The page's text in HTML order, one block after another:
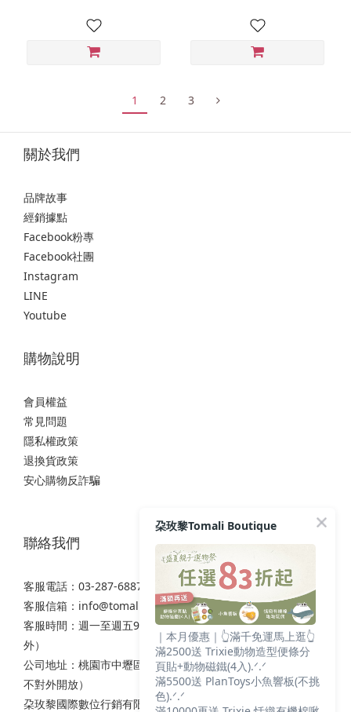
1 2 3
關於我們
品牌故事
經銷據點
Facebook粉專
Facebook社團
Instagram
LINE
Youtube
購物說明
會員權益
常見問題
隱私權政策
退換貨政策
安心購物反詐騙
聯絡我們
客服電話：03-287-6887
客服信箱： info@tomali.com.tw
客服時間：週一至週五9:00-12:00 / 13:00-17:00（國定假日除
外）
公司地址：桃園市中壢區西園路111之2號7樓（非實體店面，
不對外開放）
朶玫黎國際數位行銷有限公司
朶玫黎Tomali Boutique
｜本月優惠｜👆滿千免運馬上逛👆
滿2500送 Trixie動物造型便條分
頁貼+動物磁鐵(4入).ᐟ.ᐟ
滿5500送 PlanToys小魚響板(不挑
色).ᐟ.ᐟ